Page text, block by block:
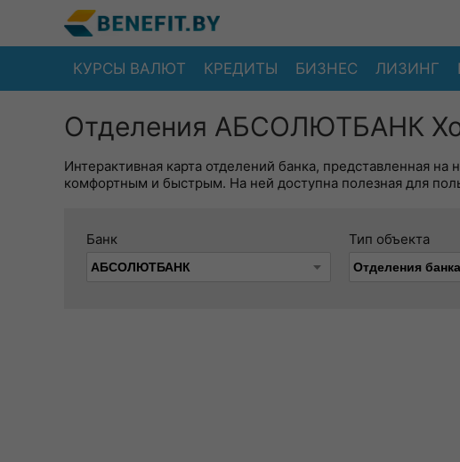
КУРСЫ ВАЛЮТ КРЕДИТЫ БИЗНЕС ЛИЗИНГ
Отделения АБСОЛЮТБАНК
Интерактивная карта отделений банка, представленная
комфортным и быстрым. На ней доступна полезная для
Банк Тип объекта